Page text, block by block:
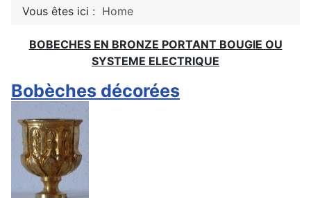
Vous êtes ici : Home
BOBECHES EN BRONZE PORTANT BOUGIE OU
SYSTEME ELECTRIQUE
Bobèches décorées